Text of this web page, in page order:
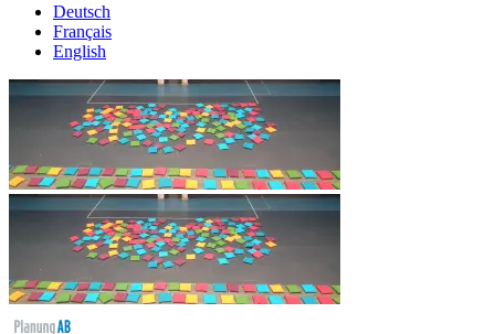
Deutsch
Français
English